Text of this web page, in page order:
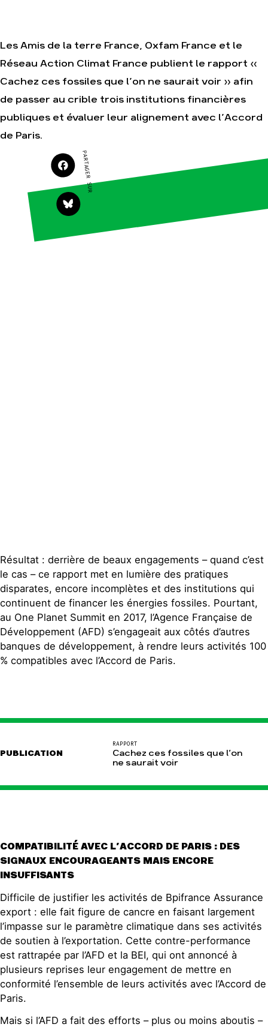
Agir
Faire un don
S'engager sur le
Soutenir les
campagnes
Transmettre
tout ou partie de
son patrimoine
gratuitement les
guides éco-
Nos
thématiques
Les Amis de la terre France, Oxfam France et le
Réseau Action Climat France publient le rapport «
Cachez ces fossiles que l’on ne saurait voir » afin
de passer au crible trois institutions financières
publiques et évaluer leur alignement avec l’Accord
de Paris.
PARTAGER SUR
Résultat : derrière de beaux engagements – quand c’est
le cas – ce rapport met en lumière des pratiques
disparates, encore incomplètes et des institutions qui
continuent de financer les énergies fossiles. Pourtant,
au One Planet Summit en 2017, l’Agence Française de
Développement (AFD) s’engageait aux côtés d’autres
banques de développement, à rendre leurs activités 100
% compatibles avec l’Accord de Paris.
PUBLICATION
RAPPORT
Cachez ces fossiles que l’on
ne saurait voir
COMPATIBILITÉ AVEC L’ACCORD DE PARIS : DES
SIGNAUX ENCOURAGEANTS MAIS ENCORE
INSUFFISANTS
Difficile de justifier les activités de Bpifrance Assurance
export : elle fait figure de cancre en faisant largement
l’impasse sur le paramètre climatique dans ses activités
de soutien à l’exportation. Cette contre-performance
est rattrapée par l’AFD et la BEI, qui ont annoncé à
plusieurs reprises leur engagement de mettre en
conformité l’ensemble de leurs activités avec l’Accord de
Paris.
Mais si l’AFD a fait des efforts – plus ou moins aboutis –